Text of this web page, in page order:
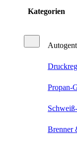
Kategorien
Propan-
Brenner